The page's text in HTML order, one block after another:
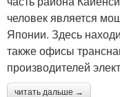
человек является
Японии. Здесь
также офисы
производителей
читать дальше →